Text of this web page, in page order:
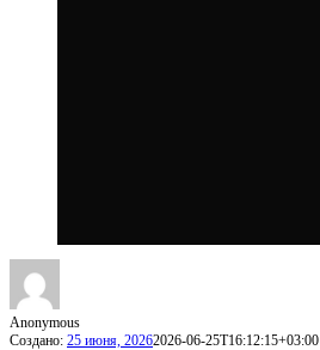
Anonymous
Создано: 25 июня, 20262026-06-25T16:12:15+03:00